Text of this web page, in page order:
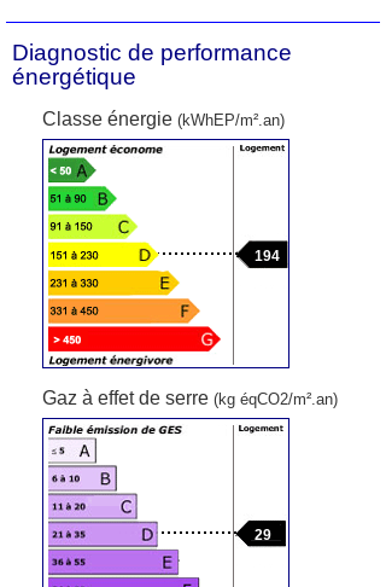
Diagnostic de performance
énergétique
Classe énergie (kWhEP/m².an)
194
Gaz à effet de serre (kg éqCO2/m².an)
29